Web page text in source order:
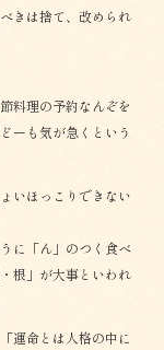
きは捨て、改められ
料理の予約なんぞを
ーも気が急くという
いほっこりできない
に「ん」のつく食べ
根」が大事といわれ
運命とは人格の中に